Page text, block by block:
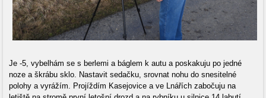
Je -5, vybelhám se s berlemi a báglem k autu a poskakuju po jedné
noze a škrábu sklo. Nastavit sedačku, srovnat nohu do snesitelné
polohy a vyrážím. Projíždím Kasejovice a ve Lnářích zabočuju na